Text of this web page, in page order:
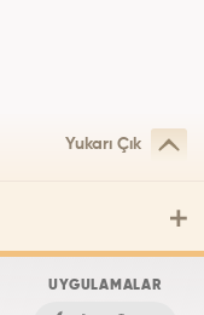
Yukarı Çık
UYGULAMALAR